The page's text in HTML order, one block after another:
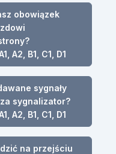
obowiązek
A2, B1, C1, D1
sygnały
sygnalizator?
A2, B1, C1, D1
na przejściu